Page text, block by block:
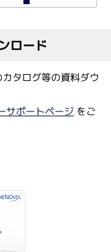
ロード
タログ等の資料ダウ
サポートページ をご